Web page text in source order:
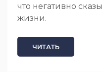
что негативно
жизни.
ЧИТАТЬ